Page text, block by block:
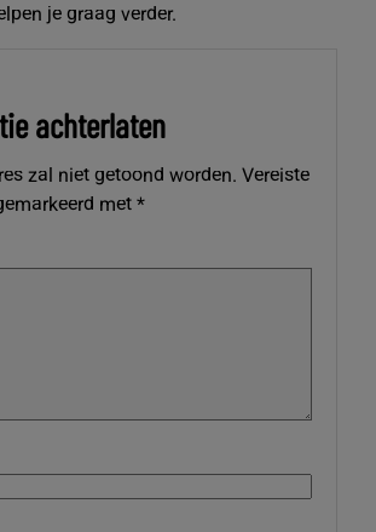
je graag verder.
achterlaten
zal niet getoond worden. Vereiste
met *